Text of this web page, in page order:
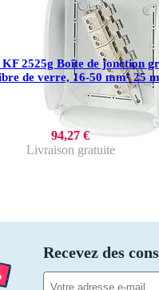
KF 2525g Boîte de jonction
de verre, 16-50 mm² 25
94,27 €
Livraison gratuite
Recevez des